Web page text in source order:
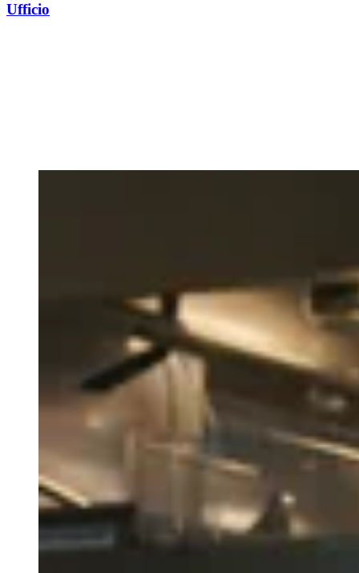
Ufficio